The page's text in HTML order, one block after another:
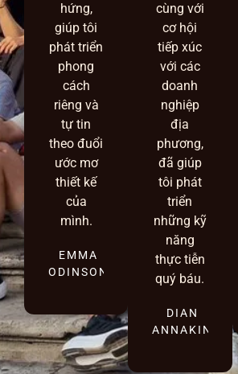
hứng,
giúp tôi
phát triển
phong
cách
riêng và
tự tin
theo đuổi
ước mơ
thiết kế
của
mình.
EMMA
ODINSON
cùng với
cơ hội
tiếp xúc
với các
doanh
nghiệp
địa
phương,
đã giúp
tôi phát
triển
những kỹ
năng
thực tiễn
quý báu.
DIAN
ANNAKIN